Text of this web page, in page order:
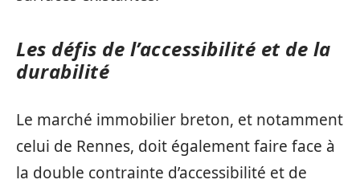
Les défis de l’accessibilité et de la
durabilité
Le marché immobilier breton, et notamment
celui de Rennes, doit également faire face à
la double contrainte d’accessibilité et de